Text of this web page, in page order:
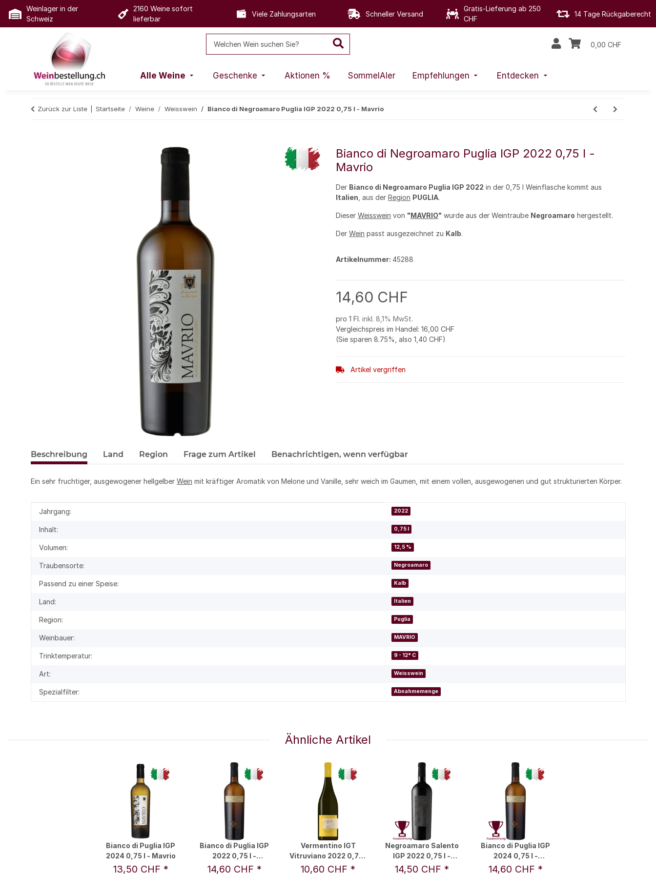
Weinlager in der
Schweiz
2160 Weine sofort
lieferbar
Viele Zahlungsarten Schneller Versand
Gratis-Lieferung ab 250
CHF
14 Tage Rückgaberecht
0,00 CHF
Alle Weine Geschenke Aktionen % SommelAIer Empfehlungen Entdecken
Zurück zur Liste Startseite Weine Weisswein Bianco di Negroamaro Puglia IGP 2022 0,75 l - Mavrio
Bianco di Negroamaro Puglia IGP 2022 0,75 l -
Mavrio
Der Bianco di Negroamaro Puglia IGP 2022 in der 0,75 l Weinflasche kommt aus
Italien , aus der Region PUGLIA.
Dieser Weisswein von "MAVRIO" wurde aus der Weintraube Negroamaro hergestellt.
Der Wein passt ausgezeichnet zu Kalb.
Artikelnummer: 45288
14,60 CHF
pro 1 Fl. inkl. 8,1% MwSt.
Vergleichspreis im Handel: 16,00 CHF
(Sie sparen 8.75% , also 1,40 CHF)
Artikel vergriffen
Beschreibung Land Region Frage zum Artikel Benachrichtigen, wenn verfügbar
Ein sehr fruchtiger, ausgewogener hellgelber Wein mit kräftiger Aromatik von Melone und Vanille, sehr weich im Gaumen, mit einem vollen, ausgewogenen und gut strukturierten Körper.
Produkteigenschaft
Wert
Jahrgang: 2022
Inhalt: 0,75 l
Volumen: 12,5 %
Traubensorte: Negroamaro
Passend zu einer Speise: Kalb
Land: Italien
Region: Puglia
Weinbauer: MAVRIO
Trinktemperatur: 9 - 12° C
Art: Weisswein
Spezialfilter: Abnahmemenge
Ähnliche Artikel
Bianco di Puglia IGP
2024 0,75 l - Mavrio
13,50 CHF *
Bianco di Puglia IGP
2022 0,75 l -
Silentium
14,60 CHF *
Vermentino IGT
Vitruviano 2022 0,75 l
- Leonardo da Vinci
10,60 CHF *
Negroamaro Salento
IGP 2022 0,75 l -
Mavrio
14,50 CHF *
Bianco di Puglia IGP
2024 0,75 l -
Silentium
14,60 CHF *